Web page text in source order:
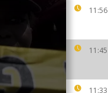
11:56
11:45
11:33